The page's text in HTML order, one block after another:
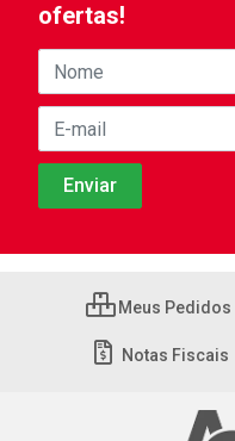
ofertas!
Meus Pedidos
Notas Fiscais